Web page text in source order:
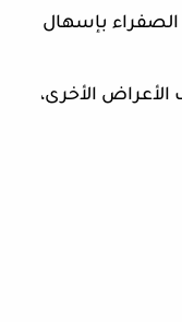
بإسهال
الأخرى،